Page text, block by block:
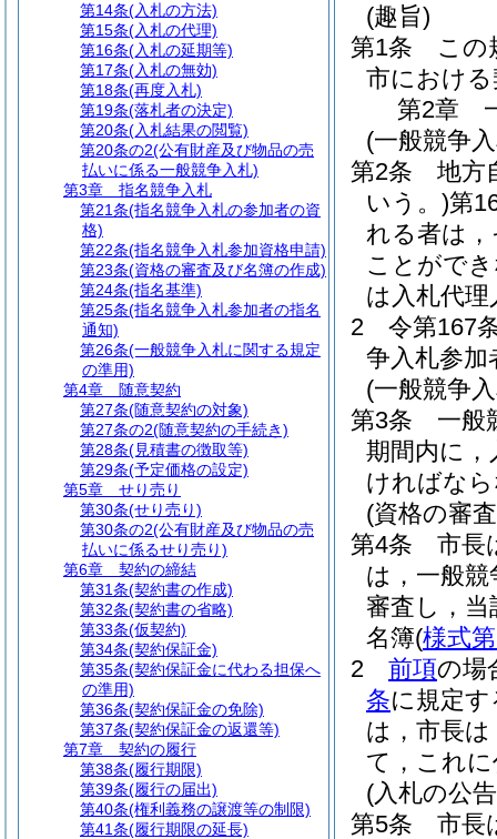
(趣旨)
第1条
この
市におけ
第2章
(一般競争
第2条
地方
いう。)第
れる者は
ことがで
は入札代
2
令第167
争入札参
(一般競争
第3条
一般
期間内に
ければな
(資格の審
第4条
市長
は，一般
審査し，
名簿(様式
2
前項の場
条に規定
は，市長は
て，これ
(入札の公
第5条
市長
第14条(入札の方法)
第15条(入札の代理)
第16条(入札の延期等)
第17条(入札の無効)
第18条(再度入札)
第19条(落札者の決定)
第20条(入札結果の閲覧)
第20条の2(公有財産及び物品の売
払いに係る一般競争入札)
第3章
指名競争入札
第21条(指名競争入札の参加者の資
格)
第22条(指名競争入札参加資格申請)
第23条(資格の審査及び名簿の作成)
第24条(指名基準)
第25条(指名競争入札参加者の指名
通知)
第26条(一般競争入札に関する規定
の準用)
第4章
随意契約
第27条(随意契約の対象)
第27条の2(随意契約の手続き)
第28条(見積書の徴取等)
第29条(予定価格の設定)
第5章
せり売り
第30条(せり売り)
第30条の2(公有財産及び物品の売
払いに係るせり売り)
第6章
契約の締結
第31条(契約書の作成)
第32条(契約書の省略)
第33条(仮契約)
第34条(契約保証金)
第35条(契約保証金に代わる担保へ
の準用)
第36条(契約保証金の免除)
第37条(契約保証金の返還等)
第7章
契約の履行
第38条(履行期限)
第39条(履行の届出)
第40条(権利義務の譲渡等の制限)
第41条(履行期限の延長)